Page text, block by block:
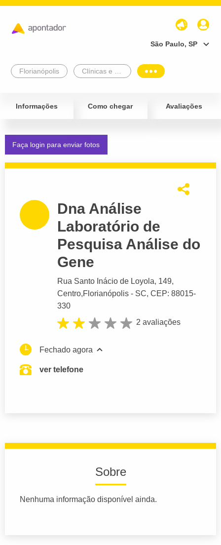
São Paulo, SP
Florianópolis
Informações Como chegar Avaliações
Faça login para enviar fotos
Dna Análise
Laboratório de
Pesquisa Análise do
Gene
Rua Santo Inácio de Loyola, 149,
Centro,Florianópolis - SC, CEP: 88015-
330
2 avaliações
Fechado agora
ver telefone
Sobre
Nenhuma informação disponível ainda.